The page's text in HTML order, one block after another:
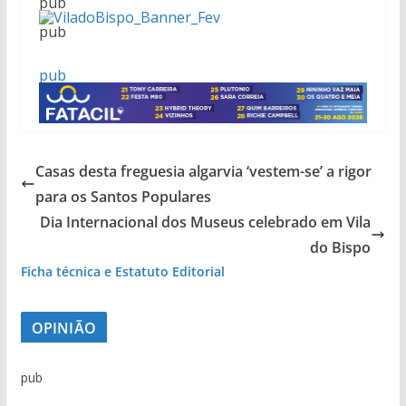
pub
pub
Casas desta freguesia algarvia ‘vestem-se’ a rigor
para os Santos Populares
Dia Internacional dos Museus celebrado em Vila
do Bispo
Ficha técnica e Estatuto Editorial
OPINIÃO
pub